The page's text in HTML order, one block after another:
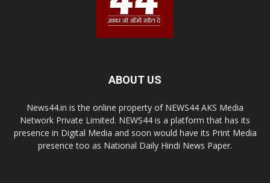
ABOUT US
News44.in is the online property of NEWS44 AKS Media
Network Private Limited. NEWS44 is a platform that has its
presence in Digital Media and soon would have its Print Media
presence too as National Daily Hindi News Paper.